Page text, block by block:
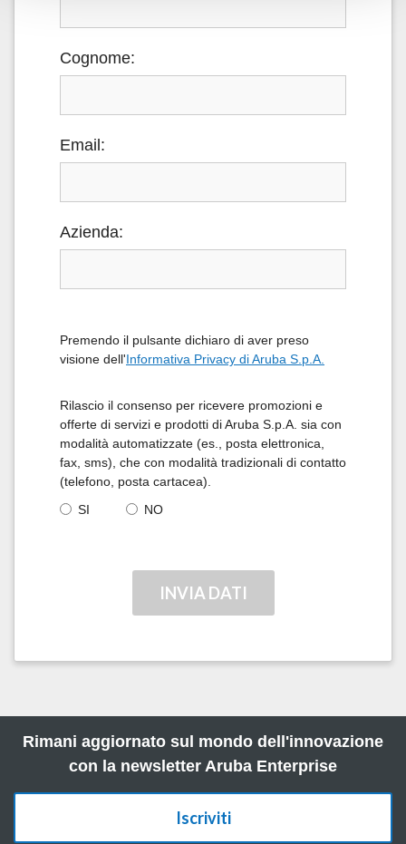
Cognome:
Email:
Azienda:
Premendo il pulsante dichiaro di aver preso
visione dell'Informativa Privacy di Aruba S.p.A.
Rilascio il consenso per ricevere promozioni e
offerte di servizi e prodotti di Aruba S.p.A. sia con
modalità automatizzate (es., posta elettronica,
fax, sms), che con modalità tradizionali di contatto
(telefono, posta cartacea).
SI
NO
Rimani aggiornato sul mondo dell'innovazione
con la newsletter Aruba Enterprise
Iscriviti